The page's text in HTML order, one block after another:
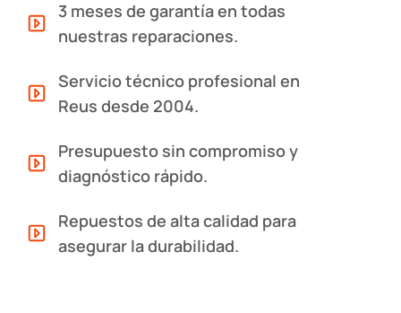
3 meses de garantía en todas
nuestras reparaciones.
Servicio técnico profesional en
Reus desde 2004.
Presupuesto sin compromiso y
diagnóstico rápido.
Repuestos de alta calidad para
asegurar la durabilidad.